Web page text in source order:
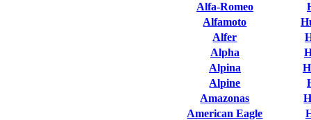
Alfa-Romeo
Alfamoto
Alfer
Alpha
Alpina
Alpine
Amazonas
American Eagle